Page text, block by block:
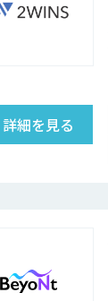
詳細を見る